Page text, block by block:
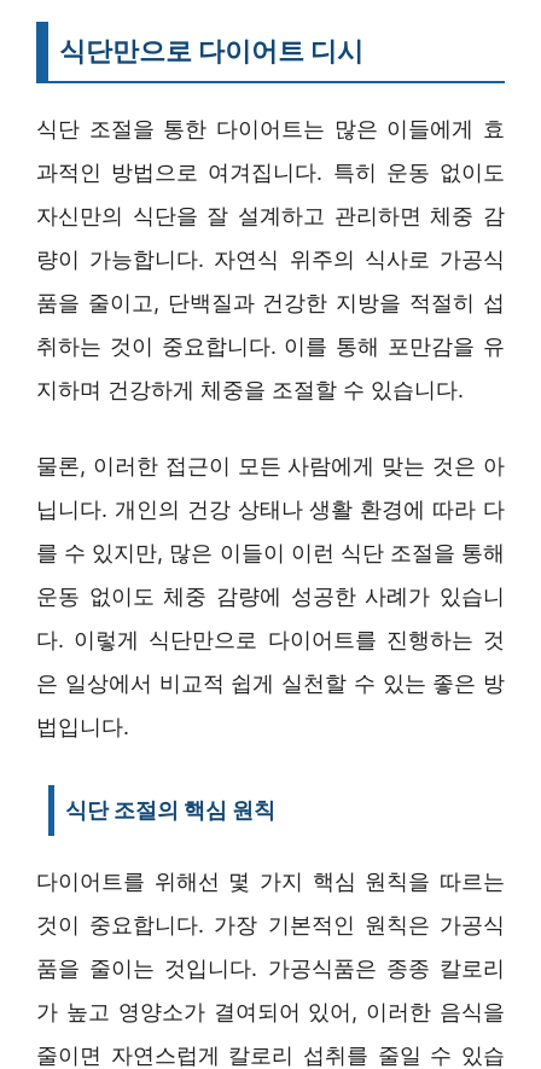
식단만으로 다이어트 디시
식단 조절을 통한 다이어트는 많은 이들에게 효
과적인 방법으로 여겨집니다. 특히 운동 없이도
자신만의 식단을 잘 설계하고 관리하면 체중 감
량이 가능합니다. 자연식 위주의 식사로 가공식
품을 줄이고, 단백질과 건강한 지방을 적절히 섭
취하는 것이 중요합니다. 이를 통해 포만감을 유
지하며 건강하게 체중을 조절할 수 있습니다.
물론, 이러한 접근이 모든 사람에게 맞는 것은 아
닙니다. 개인의 건강 상태나 생활 환경에 따라 다
를 수 있지만, 많은 이들이 이런 식단 조절을 통해
운동 없이도 체중 감량에 성공한 사례가 있습니
다. 이렇게 식단만으로 다이어트를 진행하는 것
은 일상에서 비교적 쉽게 실천할 수 있는 좋은 방
법입니다.
식단 조절의 핵심 원칙
다이어트를 위해선 몇 가지 핵심 원칙을 따르는
것이 중요합니다. 가장 기본적인 원칙은 가공식
품을 줄이는 것입니다. 가공식품은 종종 칼로리
가 높고 영양소가 결여되어 있어, 이러한 음식을
줄이면 자연스럽게 칼로리 섭취를 줄일 수 있습